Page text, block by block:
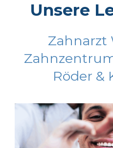
Unsere
Zahnarzt
Röder &